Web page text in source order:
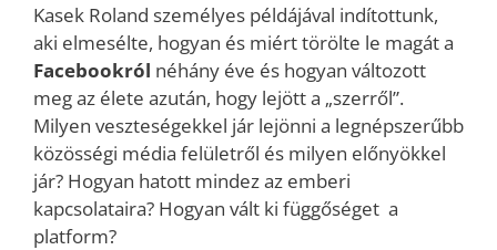
Kasek Roland személyes példájával indítottunk,
aki elmesélte, hogyan és miért törölte le magát a
Facebookról néhány éve és hogyan változott
meg az élete azután, hogy lejött a „szerről”.
Milyen veszteségekkel jár lejönni a legnépszerűbb
közösségi média felületről és milyen előnyökkel
jár? Hogyan hatott mindez az emberi
kapcsolataira? Hogyan vált ki függőséget a
platform?